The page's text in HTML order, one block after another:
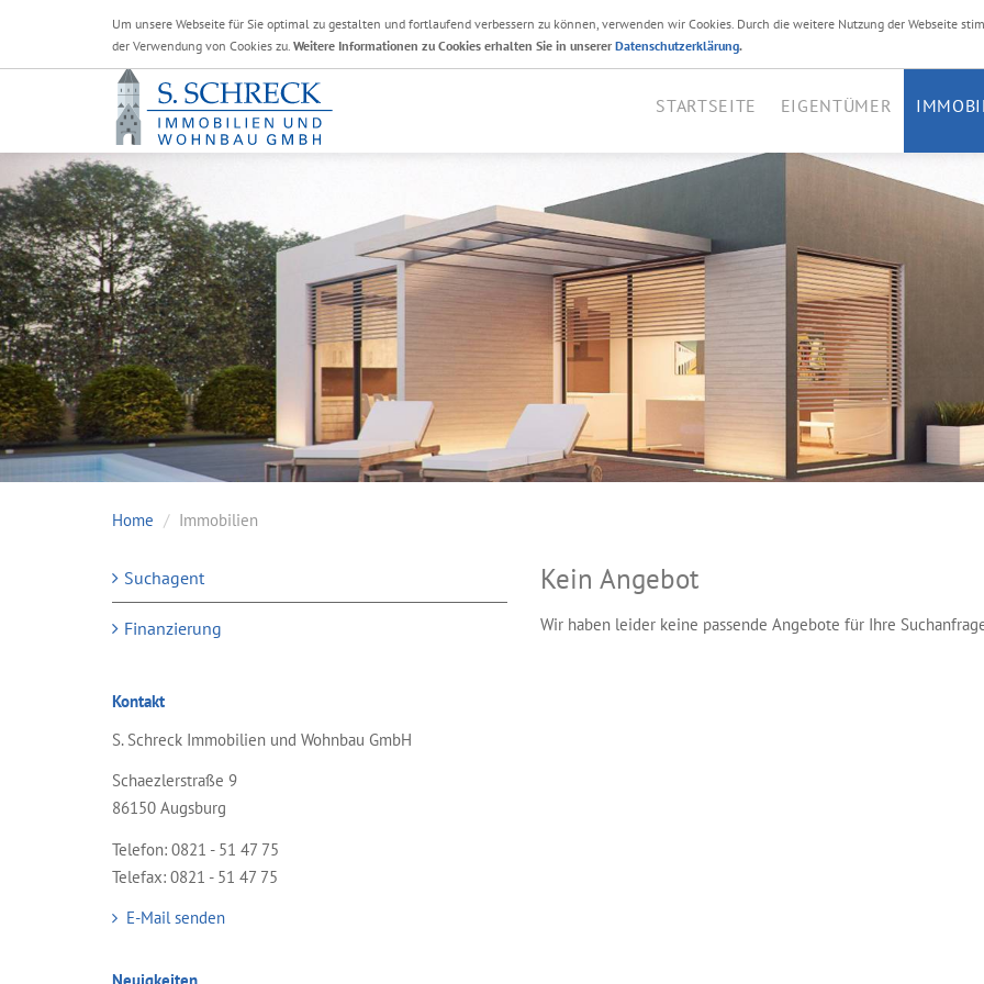
Ihr Immobilienmakler
STARTSEITE EIGENTÜMER
Home Immobilien
Kein Angebot
Wir haben leider keine passende Angebote für Ihre
Suchagent
Finanzierung
Kontakt
S. Schreck Immobilien und Wohnbau GmbH
Schaezlerstraße 9
86150 Augsburg
Telefon: 0821 - 51 47 75
Telefax: 0821 - 51 47 75
E-Mail senden
Um unsere Webseite für Sie optimal zu gestalten und fortlaufend verbessern zu können, verwenden wir Cookies. Durch die weitere Nutzung der Webseite
der Verwendung von Cookies zu. Weitere Informationen zu Cookies erhalten Sie in unserer Datenschutzerklärung.